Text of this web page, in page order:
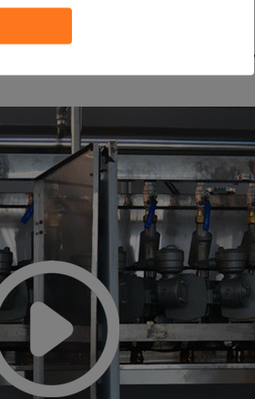
ISOの空気の満ちるラインを飲んで